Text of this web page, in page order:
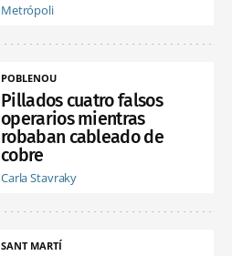
Metrópoli
POBLENOU
Pillados cuatro falsos
operarios mientras
robaban cableado de
cobre
Carla Stavraky
SANT MARTÍ